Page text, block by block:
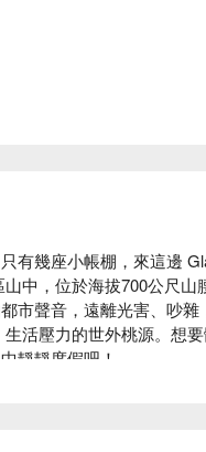
有幾座小帳棚，來這邊
中，位於海拔700公尺山
市聲音，遠離光害、吵雜
活壓力的世外桃源。想
靜靜度假吧！